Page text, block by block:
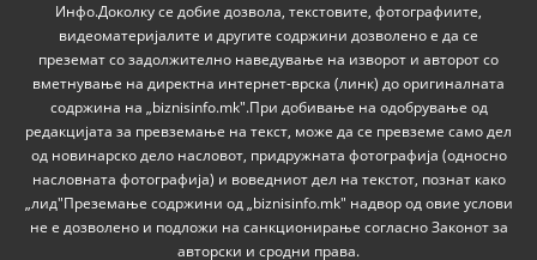
Инфо.Доколку се добие дозвола, текстовите, фотографиите,
видеоматеријалите и другите содржини дозволено е да се
преземат со задолжително наведување на изворот и авторот со
вметнување на директна интернет-врска (линк) до оригиналната
содржина на „biznisinfo.mk".При добивање на одобрување од
редакцијата за превземање на текст, може да се превземе само дел
од новинарско дело насловот, придружната фотографија (односно
насловната фотографија) и воведниот дел на текстот, познат како
„лид"Преземање содржини од „biznisinfo.mk" надвор од овие услови
не е дозволено и подложи на санкционирање согласно Законот за
авторски и сродни права.